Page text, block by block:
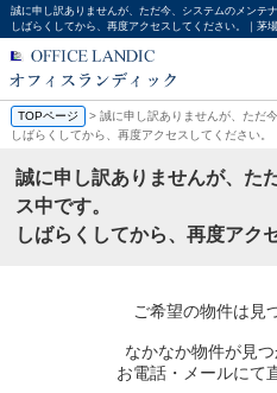
誠に申し訳ありませんが、ただ今、システムのメンテナ
しばらくしてから、再度アクセスしてください。｜茅場
TOPページ
> 誠に申し訳ありませんが、ただ
しばらくしてから、再度アクセスしてください。
誠に申し訳ありませんが、た
ス中です。
しばらくしてから、再度アク
ご希望の物件は見
なかなか物件が見
お電話・メールにて